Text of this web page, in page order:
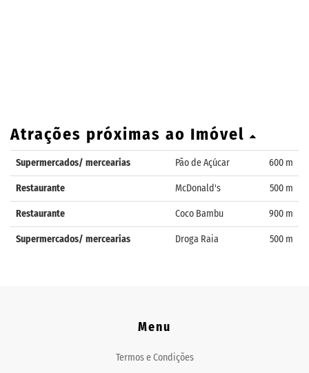
Atrações próximas ao Imóvel
Supermercados/ mercearias Pão de Açúcar 600 m
Restaurante McDonald's 500 m
Restaurante Coco Bambu 900 m
Supermercados/ mercearias Droga Raia 500 m
Menu
Termos e Condições